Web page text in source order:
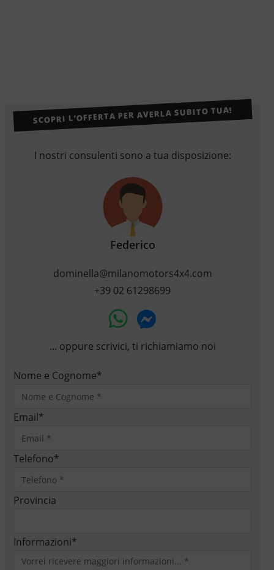
SCOPRI L’OFFERTA PER AVERLA SUBITO TUA!
I nostri consulenti sono a tua disposizione:
Federico
dominella@milanomotors4x4.com
+39 02 61298699
... oppure scrivici, ti richiamiamo noi
Nome e Cognome*
Email*
Telefono*
Provincia
Informazioni*